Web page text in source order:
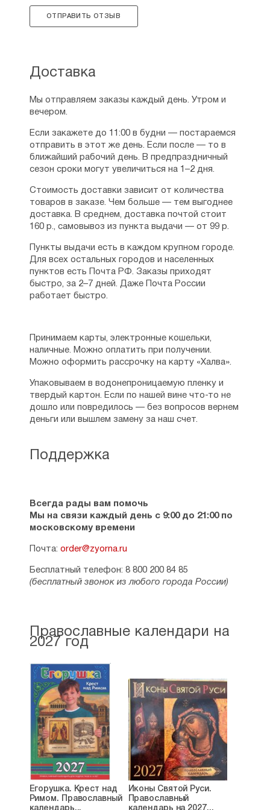
ОТПРАВИТЬ ОТЗЫВ
Поддержка
Всегда рады вам помочь
Мы на связи каждый день с 9:00 до 21:00 по
московскому времени
Почта: order@zyorna.ru
Бесплатный телефон: 8 800 200 84 85
(бесплатный звонок из любого города России)
Доставка
Мы отправляем заказы каждый день. Утром и
вечером.
Если закажете до 11:00 в будни — постараемся
отправить в этот же день. Если после — то в
ближайший рабочий день. В предпраздничный
сезон сроки могут увеличиться на 1–2 дня.
Стоимость доставки зависит от количества
товаров в заказе. Чем больше — тем выгоднее
доставка. В среднем, доставка почтой стоит
160 р., самовывоз из пункта выдачи — от 99 р.
Пункты выдачи есть в каждом крупном городе.
Для всех остальных городов и населенных
пунктов есть Почта РФ. Заказы приходят
быстро, за 2–7 дней. Даже Почта России
работает быстро.
Принимаем карты, электронные кошельки,
наличные. Можно оплатить при получении.
Можно оформить рассрочку на карту «Халва».
Упаковываем в водонепроницаемую пленку и
твердый картон. Если по нашей вине что-то не
дошло или повредилось — без вопросов вернем
деньги или вышлем замену за наш счет.
Православные календари на
2027 год
Егорушка. Крест над
Римом. Православный
Иконы Святой Руси.
Православный